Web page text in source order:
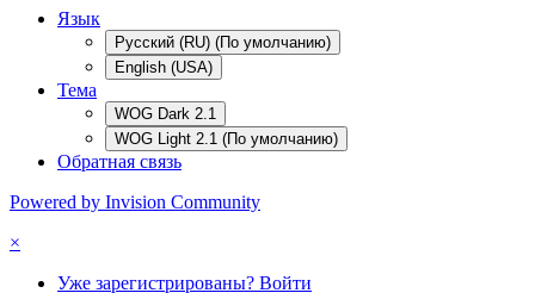
Язык
Русский (RU) (По умолчанию)
English (USA)
Тема
WOG Dark 2.1
WOG Light 2.1 (По умолчанию)
Обратная связь
Powered by Invision Community
×
Уже зарегистрированы? Войти